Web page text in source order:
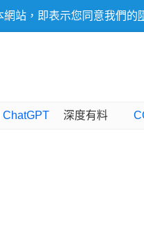
站，即表示您同意我們的
ChatGPT 深度有料